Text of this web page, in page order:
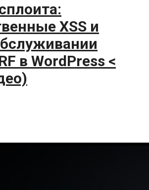
XSS и
в WordPress <